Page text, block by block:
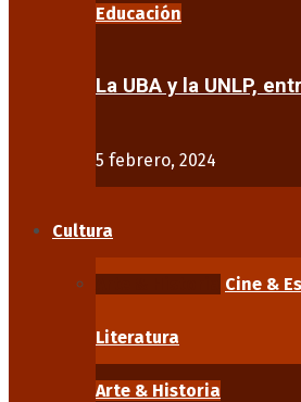
Educación
La UBA y la UNLP,
5 febrero, 2024
Cultura
Cine &
Literatura
Arte & Historia